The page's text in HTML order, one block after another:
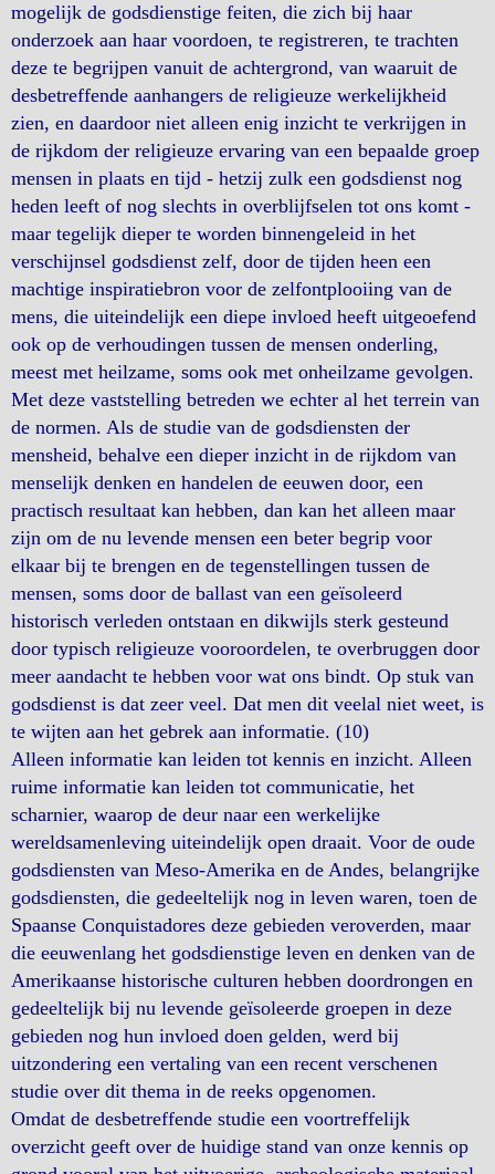
mogelijk de godsdienstige feiten, die zich bij haar
onderzoek aan haar voordoen, te registreren, te trachten
deze te begrijpen vanuit de achtergrond, van waaruit de
desbetreffende aanhangers de religieuze werkelijkheid
zien, en daardoor niet alleen enig inzicht te verkrijgen in
de rijkdom der religieuze ervaring van een bepaalde groep
mensen in plaats en tijd - hetzij zulk een godsdienst nog
heden leeft of nog slechts in overblijfselen tot ons komt -
maar tegelijk dieper te worden binnengeleid in het
verschijnsel godsdienst zelf, door de tijden heen een
machtige inspiratiebron voor de zelfontplooiing van de
mens, die uiteindelijk een diepe invloed heeft uitgeoefend
ook op de verhoudingen tussen de mensen onderling,
meest met heilzame, soms ook met onheilzame gevolgen.
Met deze vaststelling betreden we echter al het terrein van
de normen. Als de studie van de godsdiensten der
mensheid, behalve een dieper inzicht in de rijkdom van
menselijk denken en handelen de eeuwen door, een
practisch resultaat kan hebben, dan kan het alleen maar
zijn om de nu levende mensen een beter begrip voor
elkaar bij te brengen en de tegenstellingen tussen de
mensen, soms door de ballast van een geïsoleerd
historisch verleden ontstaan en dikwijls sterk gesteund
door typisch religieuze vooroordelen, te overbruggen door
meer aandacht te hebben voor wat ons bindt. Op stuk van
godsdienst is dat zeer veel. Dat men dit veelal niet weet, is
te wijten aan het gebrek aan informatie. (10)
Alleen informatie kan leiden tot kennis en inzicht. Alleen
ruime informatie kan leiden tot communicatie, het
scharnier, waarop de deur naar een werkelijke
wereldsamenleving uiteindelijk open draait. Voor de oude
godsdiensten van Meso-Amerika en de Andes, belangrijke
godsdiensten, die gedeeltelijk nog in leven waren, toen de
Spaanse Conquistadores deze gebieden veroverden, maar
die eeuwenlang het godsdienstige leven en denken van de
Amerikaanse historische culturen hebben doordrongen en
gedeeltelijk bij nu levende geïsoleerde groepen in deze
gebieden nog hun invloed doen gelden, werd bij
uitzondering een vertaling van een recent verschenen
studie over dit thema in de reeks opgenomen.
Omdat de desbetreffende studie een voortreffelijk
overzicht geeft over de huidige stand van onze kennis op